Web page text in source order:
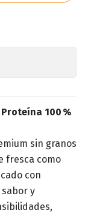
100 %
sin granos
fresca como
con
sabor y